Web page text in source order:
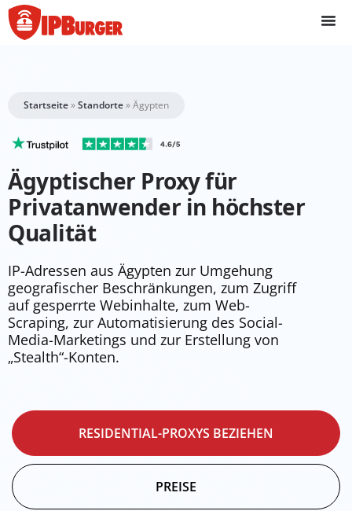
Direkt
zum
Inhalt
Startseite»Standorte»Ägypten
Ägyptischer Proxy für
Privatanwender in höchster
Qualität
IP-Adressen aus Ägypten zur Umgehung
geografischer Beschränkungen, zum Zugriff
auf gesperrte Webinhalte, zum Web-
Scraping, zur Automatisierung des Social-
Media-Marketings und zur Erstellung von
„Stealth“-Konten.
RESIDENTIAL-PROXYS BEZIEHEN
PREISE